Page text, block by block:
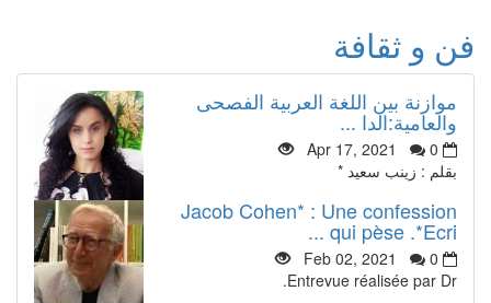
فن و ثقافة
موازنة بين اللغة العربية الفصحى
والعامية:الدا ...
Apr 17, 2021
0
بقلم : زينب سعيد *
Jacob Cohen* : Une confession
qui pèse .*Ecri ...
Feb 02, 2021
0
Entrevue réalisée par Dr.